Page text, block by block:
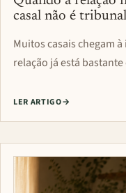
casal não é tribunal
Muitos casais chegam
relação já está
LER ARTIGO→